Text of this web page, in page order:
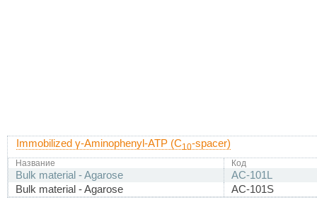
Immobilized γ-Aminophenyl-ATP (C10-spacer)
Название Код
Bulk material - Agarose
AC-101L
Bulk material - Agarose
AC-101S